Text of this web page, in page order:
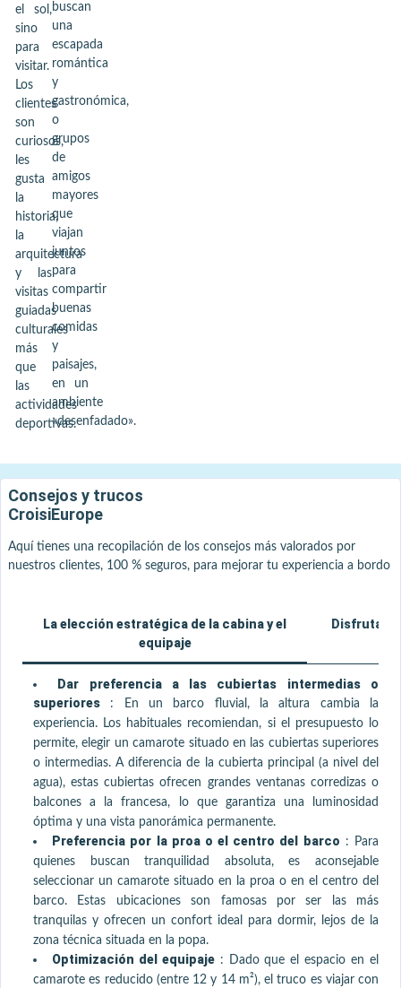
el sol,
sino
para
visitar.
Los
clientes
son
curiosos,
les
gusta
la
historia,
la
arquitectura
y las
visitas
guiadas
culturales
más
que
las
actividades
deportivas.
buscan
una
escapada
romántica
y
gastronómica,
o
grupos
de
amigos
mayores
que
viajan
juntos
para
compartir
buenas
comidas
y
paisajes,
en un
ambiente
«desenfadado».
Consejos y trucos
CroisiEurope
Aquí tienes una recopilación de los consejos más valorados por
nuestros clientes, 100 % seguros, para mejorar tu experiencia a bordo
La elección estratégica de la cabina y el
equipaje
Disfrutar
Dar preferencia a las cubiertas intermedias o
superiores
:
En un barco fluvial, la altura cambia la
experiencia. Los habituales recomiendan, si el presupuesto lo
permite, elegir un camarote situado en las cubiertas superiores
o intermedias. A diferencia de la cubierta principal (a nivel del
agua), estas cubiertas ofrecen grandes ventanas corredizas o
balcones a la francesa, lo que garantiza una luminosidad
óptima y una vista panorámica permanente.
Preferencia por la proa o el centro del barco :
Para
quienes buscan tranquilidad absoluta, es aconsejable
seleccionar un camarote situado en la proa o en el centro del
barco. Estas ubicaciones son famosas por ser las más
tranquilas y ofrecen un confort ideal para dormir, lejos de la
zona técnica situada en la popa.
Optimización del equipaje :
Dado que el espacio en el
camarote es reducido (entre 12 y 14 m²), el truco es viajar con